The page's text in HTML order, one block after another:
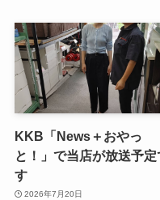
KKB「News＋おやっ
と！」で当店が放送予定
す
2026年7月20日